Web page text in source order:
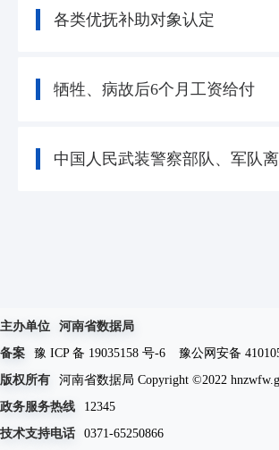
各类优抚补助对象认定
牺牲、病故后6个月工资给付
中国人民武装警察部队、军队
主办单位
河南省数据局
备案
豫 ICP 备 19035158 号-6
豫公网安备
版权所有
河南省数据局 Copyright ©2022
政务服务热线
12345
技术支持电话
0371-65250866